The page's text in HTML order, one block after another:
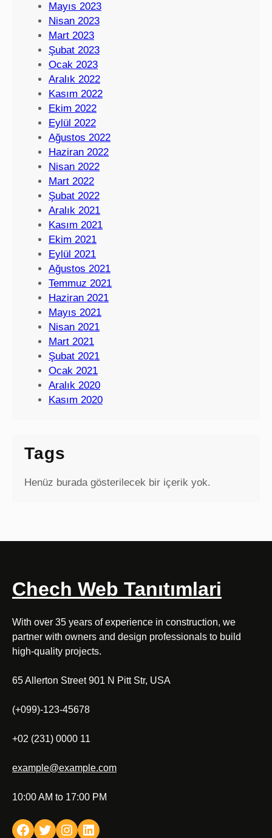
Mayıs 2023
Nisan 2023
Mart 2023
Şubat 2023
Ocak 2023
Aralık 2022
Kasım 2022
Ekim 2022
Eylül 2022
Ağustos 2022
Haziran 2022
Nisan 2022
Mart 2022
Şubat 2022
Aralık 2021
Kasım 2021
Ekim 2021
Eylül 2021
Ağustos 2021
Temmuz 2021
Haziran 2021
Mayıs 2021
Nisan 2021
Mart 2021
Şubat 2021
Ocak 2021
Aralık 2020
Kasım 2020
Tags
Henüz burada gösterilecek bir içerik yok.
Chech Web Tanıtımlari
With over 35 years of experience in construction, we
partner with owners and design professionals to build
high-quality projects.
65 Allerton Street 901 N Pitt Str, USA
(+099)-123-45678
+02 (231) 0000 11
example@example.com
10:00 AM to 17:00 PM
Facebook Twitter Instagram LinkedIn